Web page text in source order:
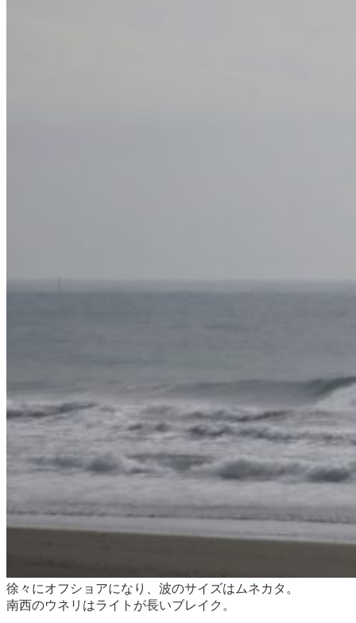
徐々にオフショアになり、波のサイズはムネカタ。
南西のウネリはライトが長いブレイク。